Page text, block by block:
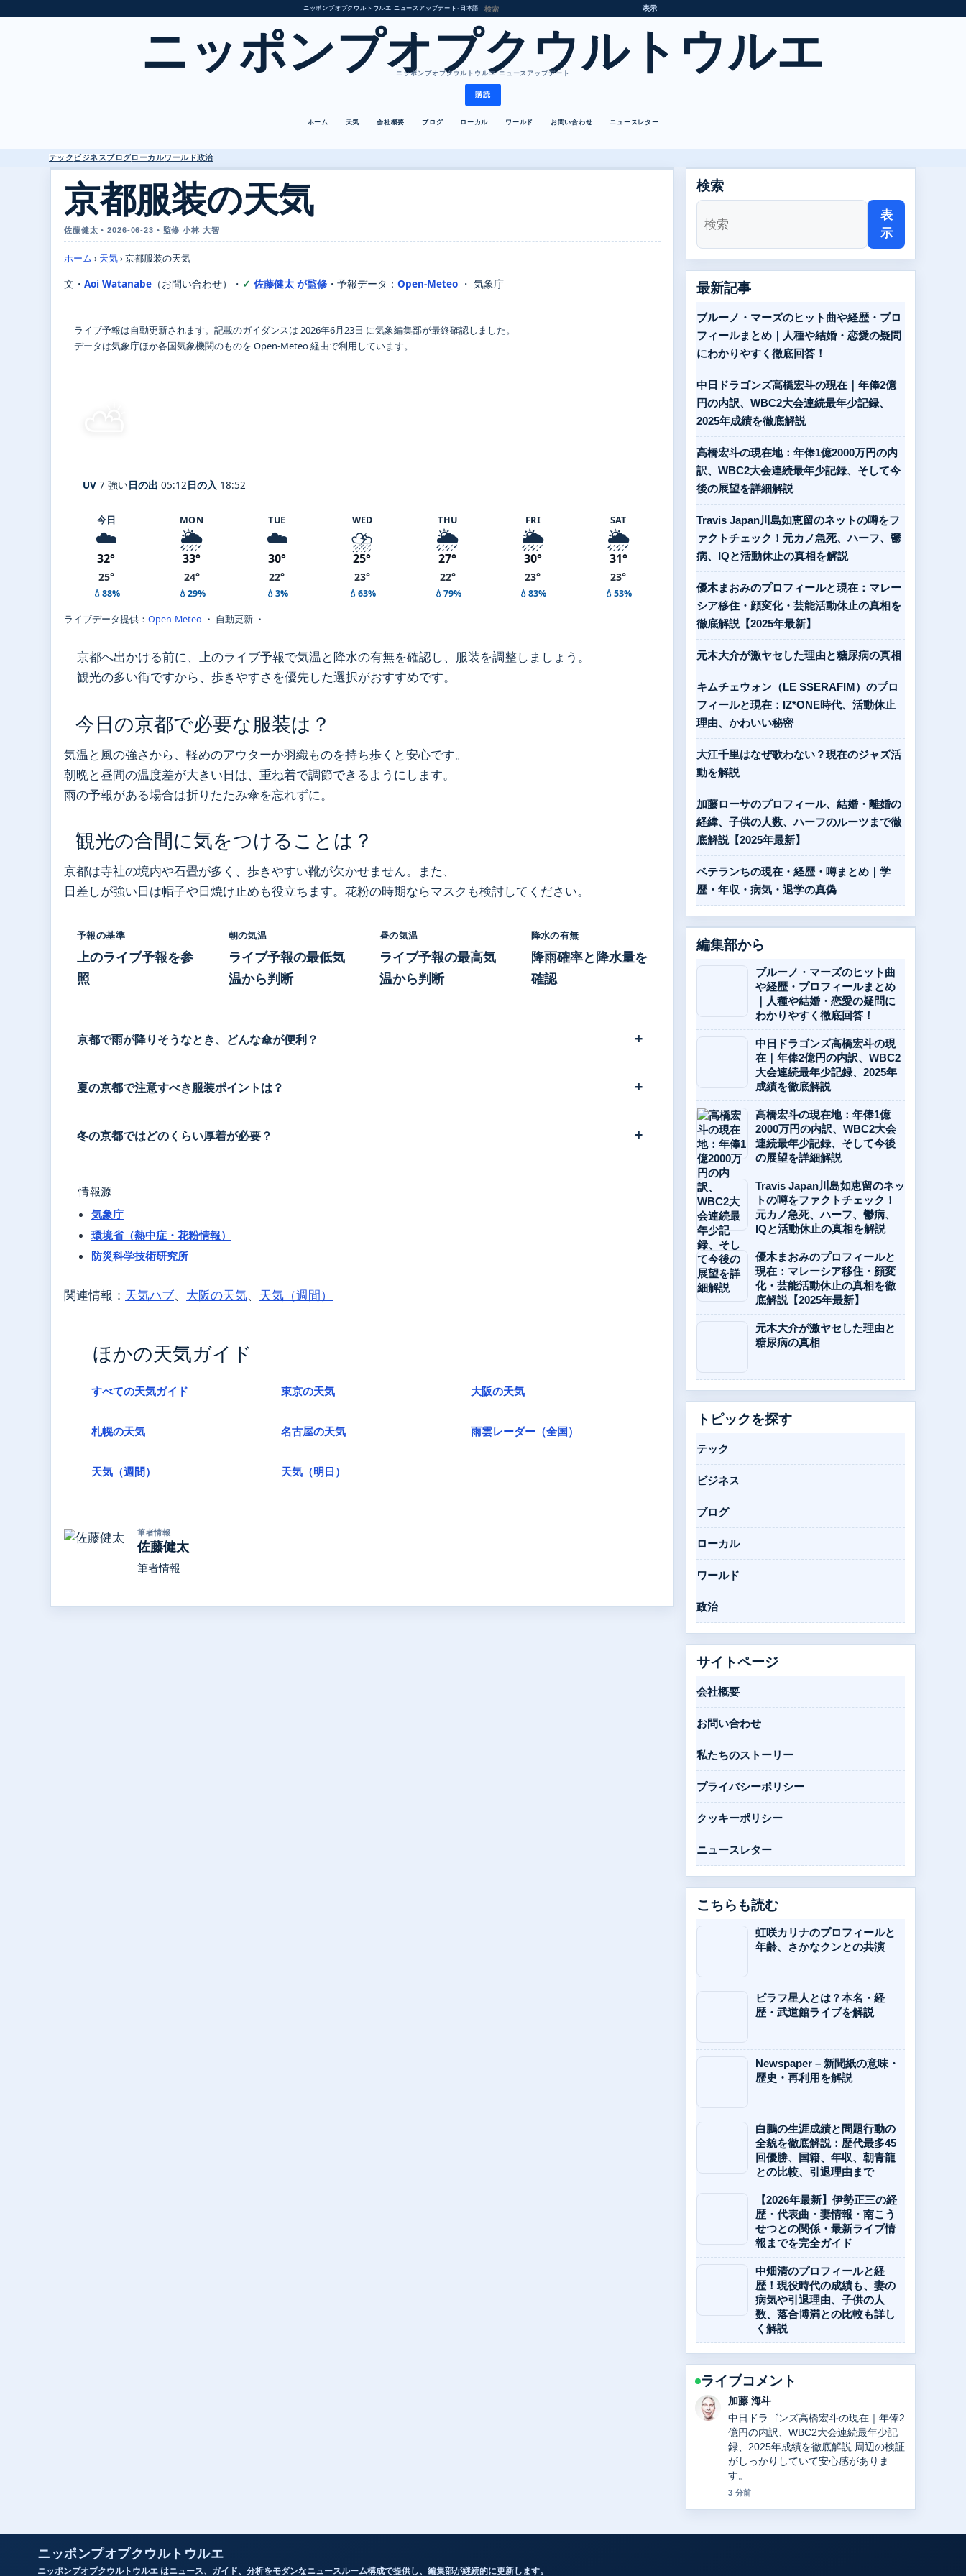
ニッポンプオプクウルトウルエ ニュースアップデート • 日本語 表示
ニッポンプオプクウルトウルエ
ニッポンプオプクウルトウルエ ニュースアップデート
購読
ホーム 天気 会社概要 ブログ ローカル ワールド お問い合わせ ニュースレター
テック ビジネスブログローカルワールド政治
京都服装の天気
佐藤健太 • 2026-06-23 • 監修 小林 大智
ホーム › 天気›京都服装の天気
文・ Aoi Watanabe （お問い合わせ） ・ 佐藤健太 が監修 ・ 予報データ： Open-Meteo ・ 気象庁
ライブ予報は自動更新されます。記載のガイダンスは 2026年6月23日 に気象編集部が最終確認しました。
データは気象庁ほか各国気象機関のものを Open-Meteo 経由で利用しています。
UV 7 強い日の出 05:12日の入 18:52
今日
☁️
32°
25°
💧88%
MON
🌦️
33°
24°
💧29%
TUE
☁️
30°
22°
💧3%
WED
⛈️
25°
23°
💧63%
THU
🌦️
27°
22°
💧79%
FRI
🌦️
30°
23°
💧83%
SAT
🌦️
31°
23°
💧53%
ライブデータ提供： Open-Meteo ・ 自動更新 ・
京都へ出かける前に、上のライブ予報で気温と降水の有無を確認し、服装を調整しましょう。
観光の多い街ですから、歩きやすさを優先した選択がおすすめです。
今日の京都で必要な服装は？
気温と風の強さから、軽めのアウターか羽織ものを持ち歩くと安心です。
朝晩と昼間の温度差が大きい日は、重ね着で調節できるようにします。
雨の予報がある場合は折りたたみ傘を忘れずに。
観光の合間に気をつけることは？
京都は寺社の境内や石畳が多く、歩きやすい靴が欠かせません。また、
日差しが強い日は帽子や日焼け止めも役立ちます。花粉の時期ならマスクも検討してください。
予報の基準
上のライブ予報を参
照
朝の気温
ライブ予報の最低気
温から判断
昼の気温
ライブ予報の最高気
温から判断
降水の有無
降⾬確率と降水量を
確認
京都で雨が降りそうなとき、どんな傘が便利？
夏の京都で注意すべき服装ポイントは？
冬の京都ではどのくらい厚着が必要？
情報源
気象庁
環境省（熱中症・花粉情報）
防災科学技術研究所
関連情報： 天気ハブ、 大阪の天気、 天気（週間）
ほかの天気ガイド
すべての天気ガイド 東京の天気 大阪の天気
札幌の天気 名古屋の天気 雨雲レーダー（全国）
天気（週間） 天気（明日）
筆者情報
佐藤健太
筆者情報
検索
表
示
最新記事
ブルーノ・マーズのヒット曲や経歴・プロ
フィールまとめ｜人種や結婚・恋愛の疑問
にわかりやすく徹底回答！
中日ドラゴンズ高橋宏斗の現在｜年俸2億
円の内訳、WBC2大会連続最年少記録、
2025年成績を徹底解説
高橋宏斗の現在地：年俸1億2000万円の内
訳、WBC2大会連続最年少記録、そして今
後の展望を詳細解説
Travis Japan川島如恵留のネットの噂をフ
ァクトチェック！元カノ急死、ハーフ、鬱
病、IQと活動休止の真相を解説
優木まおみのプロフィールと現在：マレー
シア移住・顔変化・芸能活動休止の真相を
徹底解説【2025年最新】
元木大介が激ヤセした理由と糖尿病の真相
キムチェウォン（LE SSERAFIM）のプロ
フィールと現在：IZ*ONE時代、活動休止
理由、かわいい秘密
大江千里はなぜ歌わない？現在のジャズ活
動を解説
加藤ローサのプロフィール、結婚・離婚の
経緯、子供の人数、ハーフのルーツまで徹
底解説【2025年最新】
ベテランちの現在・経歴・噂まとめ｜学
歴・年収・病気・退学の真偽
編集部から
ブルーノ・マーズのヒット曲
や経歴・プロフィールまとめ
｜人種や結婚・恋愛の疑問に
わかりやすく徹底回答！
中日ドラゴンズ高橋宏斗の現
在｜年俸2億円の内訳、WBC2
大会連続最年少記録、2025年
成績を徹底解説
高橋宏斗の現在地：年俸1億
2000万円の内訳、WBC2大会
連続最年少記録、そして今後
の展望を詳細解説
Travis Japan川島如恵留のネッ
トの噂をファクトチェック！
元カノ急死、ハーフ、鬱病、
IQと活動休止の真相を解説
優木まおみのプロフィールと
現在：マレーシア移住・顔変
化・芸能活動休止の真相を徹
底解説【2025年最新】
元木大介が激ヤセした理由と
糖尿病の真相
トピックを探す
テック
ビジネス
ブログ
ローカル
ワールド
政治
サイトページ
会社概要
お問い合わせ
私たちのストーリー
プライバシーポリシー
クッキーポリシー
ニュースレター
こちらも読む
虹咲カリナのプロフィールと
年齢、さかなクンとの共演
ピラフ星人とは？本名・経
歴・武道館ライブを解説
Newspaper – 新聞紙の意味・
歴史・再利用を解説
白鵬の生涯成績と問題行動の
全貌を徹底解説：歴代最多45
回優勝、国籍、年収、朝青龍
との比較、引退理由まで
【2026年最新】伊勢正三の経
歴・代表曲・妻情報・南こう
せつとの関係・最新ライブ情
報までを完全ガイド
中畑清のプロフィールと経
歴！現役時代の成績も、妻の
病気や引退理由、子供の人
数、落合博満との比較も詳し
く解説
ライブコメント
高橋 蓮
高橋宏斗の現在地：年俸1億2000万円
の内訳、WBC2大会連続最年少記録、
そして今後の展望を詳細解説 の整理が
とても分かりやすいです。今日の中で
も特に読みやすいです。
5 分前
ニッポンプオプクウルトウルエ
ニッポンプオプクウルトウルエ はニュース、ガイド、分析をモダンなニュースルーム構成で提供し、編集部が継続的に更新します。